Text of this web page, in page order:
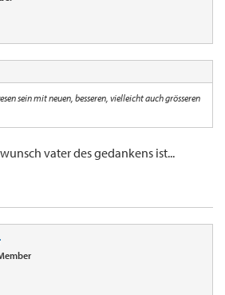
sein mit neuen, besseren, vielleicht auch grösseren
vater des gedankens ist...